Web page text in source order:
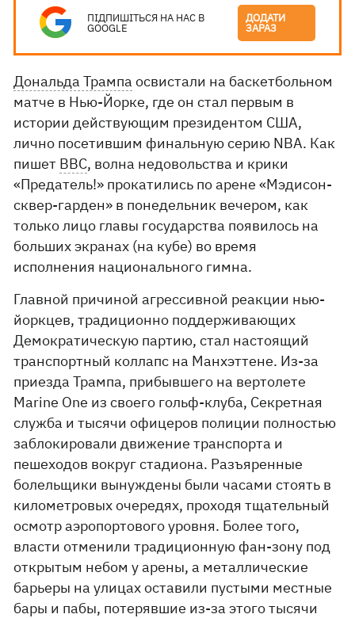
ПІДПИШІТЬСЯ НА НАС В
GOOGLE
ДОДАТИ
ЗАРАЗ
Дональда Трампа освистали на баскетбольном
матче в Нью-Йорке, где он стал первым в
истории действующим президентом США,
лично посетившим финальную серию NBA. Как
пишет BBC, волна недовольства и крики
«Предатель!» прокатились по арене «Мэдисон-
сквер-гарден» в понедельник вечером, как
только лицо главы государства появилось на
больших экранах (на кубе) во время
исполнения национального гимна.
Главной причиной агрессивной реакции нью-
йоркцев, традиционно поддерживающих
Демократическую партию, стал настоящий
транспортный коллапс на Манхэттене. Из-за
приезда Трампа, прибывшего на вертолете
Marine One из своего гольф-клуба, Секретная
служба и тысячи офицеров полиции полностью
заблокировали движение транспорта и
пешеходов вокруг стадиона. Разъяренные
болельщики вынуждены были часами стоять в
километровых очередях, проходя тщательный
осмотр аэропортового уровня. Более того,
власти отменили традиционную фан-зону под
открытым небом у арены, а металлические
барьеры на улицах оставили пустыми местные
бары и пабы, потерявшие из-за этого тысячи